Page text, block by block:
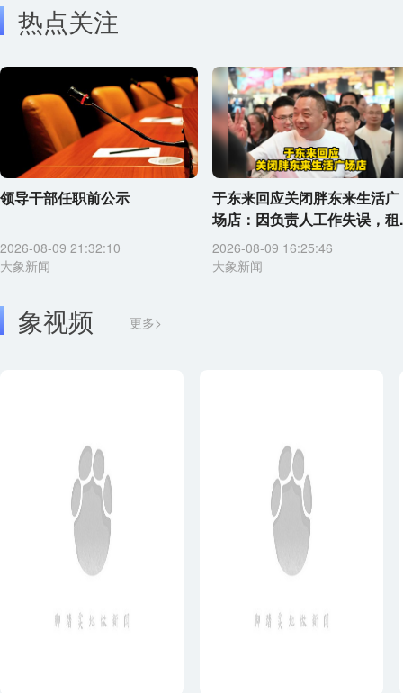
热点关注
领导干部任职前公示
2026-08-09 21:32:10
大象新闻
于东来回应关闭胖东来生活广
场店：因负责人工作失误，租
2026-08-09 16:25:46
大象新闻
象视频 更多>